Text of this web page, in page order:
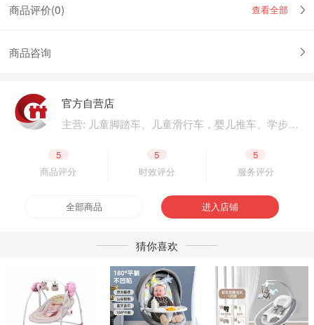
商品评价(0) 查看全部
商品咨询
官方自营店
主营: 儿童脚踏车、儿童滑行车，婴儿推车、学步
品、户外用品，母婴用品、婴童用品，电子玩具、
益智玩具，公园设施、广场游乐，成人脚踏车、成
件、电动车零配件，生产原材料、包装原材料，产
品外包装、产品内包装，生产设备、五金工具，采
5
商品评分
5
时效评分
5
服务评分
全部商品 进入店铺
猜你喜欢